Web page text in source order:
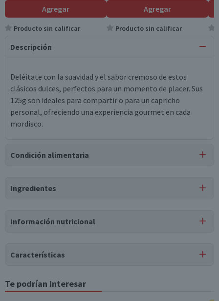
Agregar
Producto sin calificar
Agregar
Producto sin calificar
Descripción
Deléitate con la suavidad y el sabor cremoso de estos
clásicos dulces, perfectos para un momento de placer. Sus
125g son ideales para compartir o para un capricho
personal, ofreciendo una experiencia gourmet en cada
mordisco.
Condición alimentaria
Ingredientes
saborizantes artificiales, lecitina de soya, mono y
Puede contener
Información nutricional
Tabla nutricional
Características
Tipo de Producto
Caramelos
Te podrían interesar